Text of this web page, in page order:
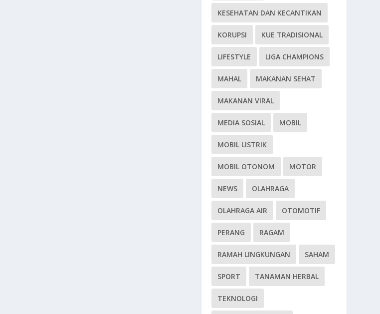
KESEHATAN DAN KECANTIKAN
KORUPSI KUE TRADISIONAL
LIFESTYLE LIGA CHAMPIONS
MAHAL MAKANAN SEHAT
MAKANAN VIRAL
MEDIA SOSIAL MOBIL
MOBIL LISTRIK
MOBIL OTONOM MOTOR
NEWS OLAHRAGA
OLAHRAGA AIR OTOMOTIF
PERANG RAGAM
RAMAH LINGKUNGAN SAHAM
SPORT TANAMAN HERBAL
TEKNOLOGI